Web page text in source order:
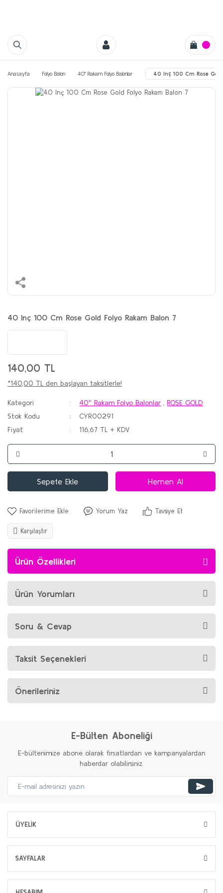
Anasayfa Folyo Balon 40'' Rakam Folyo Balonlar 40 Inç 100 Cm Rose
40 Inç 100 Cm Rose Gold Folyo Rakam Balon 7
140,00 TL
*140,00 TL den başlayan taksitlerle!
Kategori 40'' Rakam Folyo Balonlar ,ROSE GOLD
Stok Kodu
CYR00291
Fiyat
116,67 TL + KDV
Sepete Ekle Hemen Al
Yorum Yaz Tavsiye Et
Karşılaştır
Ürün Özellikleri
Ürün Yorumları
Soru & Cevap
Taksit Seçenekleri
Önerileriniz
E-Bülten Aboneliği
E-bültenimize abone olarak fırsatlardan ve kampanyalardan
haberdar olabilirsiniz.
ÜYELİK
SAYFALAR